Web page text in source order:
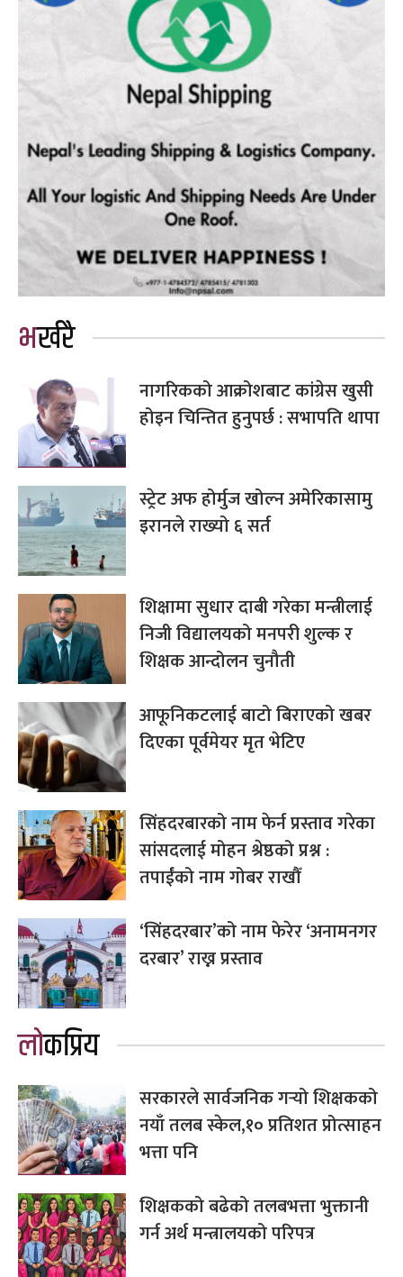
भर्खरै
नागरिकको आक्रोशबाट कांग्रेस खुसी
होइन चिन्तित हुनुपर्छ : सभापति थापा
स्ट्रेट अफ होर्मुज खोल्न अमेरिकासामु
इरानले राख्यो ६ सर्त
शिक्षामा सुधार दाबी गरेका मन्त्रीलाई
निजी विद्यालयको मनपरी शुल्क र
शिक्षक आन्दोलन चुनौती
आफूनिकटलाई बाटो बिराएको खबर
दिएका पूर्वमेयर मृत भेटिए
सिंहदरबारको नाम फेर्न प्रस्ताव गरेका
सांसदलाई मोहन श्रेष्ठको प्रश्न :
तपाईंको नाम गोबर राखौँ
‘सिंहदरबार’को नाम फेरेर ‘अनामनगर
दरबार’ राख्न प्रस्ताव
लोकप्रिय
सरकारले सार्वजनिक गर्‍यो शिक्षकको
नयाँ तलब स्केल,१० प्रतिशत प्रोत्साहन
भत्ता पनि
शिक्षकको बढेको तलबभत्ता भुक्तानी
गर्न अर्थ मन्त्रालयको परिपत्र